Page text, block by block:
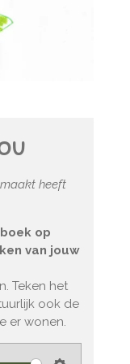
heeft
op
van jouw
Teken het
ook de
er wonen.